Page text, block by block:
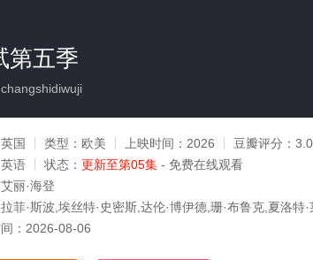
第五季
英国 类型： 欧美 上映时间： 2026 豆瓣评分： 3.0
英语 状态： 更新至第05集 - 免费在线观看
艾丽·海登
拉菲·斯波,埃丝特·史密斯,达伦·博伊德,珊·布鲁克,夏洛特
： 2026-08-06